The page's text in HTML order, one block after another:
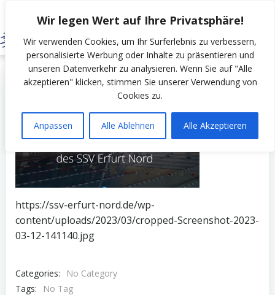
Wir legen Wert auf Ihre Privatsphäre!
Wir verwenden Cookies, um Ihr Surferlebnis zu verbessern,
personalisierte Werbung oder Inhalte zu präsentieren und
unseren Datenverkehr zu analysieren. Wenn Sie auf "Alle
akzeptieren" klicken, stimmen Sie unserer Verwendung von
Cookies zu.
Anpassen Alle Ablehnen Alle Akzeptieren
Inhalt
springen
bySSV Erfurt Nord on März 12, 2023
https://ssv-erfurt-nord.de/wp-
content/uploads/2023/03/cropped-Screenshot-2023-
03-12-141140.jpg
Categories:
No Category
Tags:
No Tag